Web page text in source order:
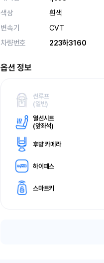
색상
흰색
변속기
CVT
차량번호
223하3160
옵션 정보
썬루프
(일반)
열선시트
(앞좌석)
후방 카메라
하이패스
스마트키